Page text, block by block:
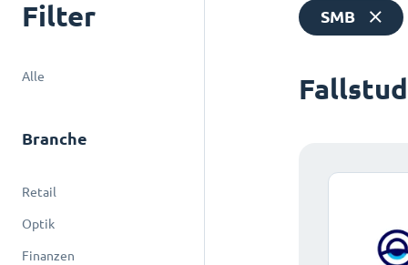
Filter
Alle
Branche
Retail
Optik
Finanzen
SMB